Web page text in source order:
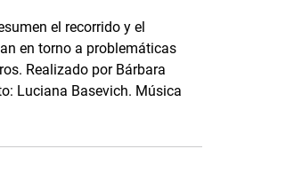
el recorrido y el
en torno a problemáticas
Realizado por Bárbara
Luciana Basevich. Música